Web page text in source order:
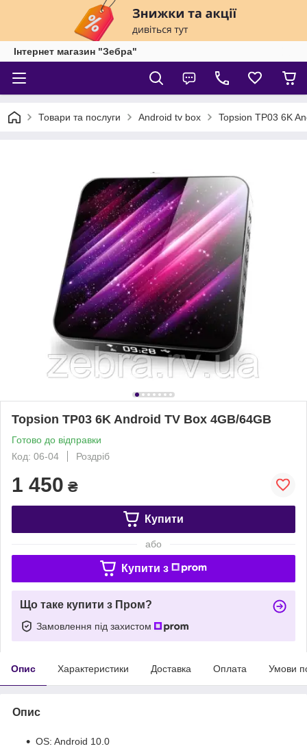
Інтернет магазин "Зебра"
Товари та послуги Android tv box Topsion TP03 6K
Topsion TP03 6K Android TV Box 4GB/64GB
Готово до відправки
Код: 06-04
Роздріб
1 450 ₴
Купити
або
Купити з
Що таке купити з Пром?
Замовлення під захистом
Опис Характеристики Доставка Оплата Умови
Опис
OS: Android 10.0